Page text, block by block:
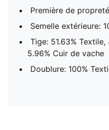
Première de
Semelle extérieure:
Tige: 51.63%
5.96% Cuir de vache
Doublure: 100%